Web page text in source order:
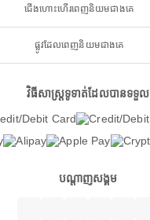
ជើងហោះហើរពេញនិយមជាងគេ
ផ្លូវដែលពេញនិយមជាងគេ
វិធីសាស្ត្រទូទាត់ដែលបានទទួល
បណ្តាញសង្គម